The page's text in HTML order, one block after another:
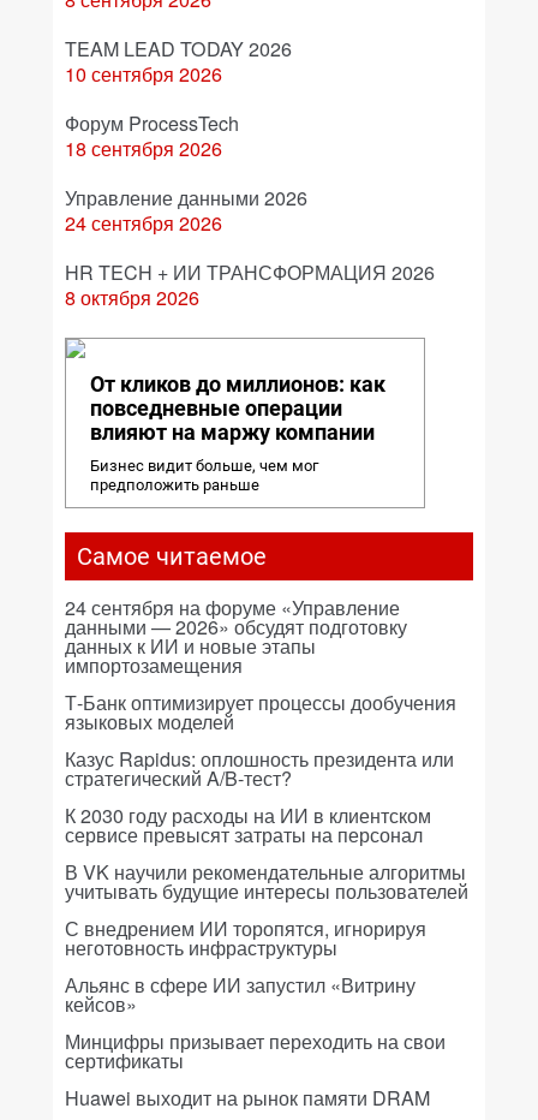
TEAM LEAD TODAY 2026
10 сентября 2026
Форум ProcessTech
18 сентября 2026
Управление данными 2026
24 сентября 2026
HR TECH + ИИ ТРАНСФОРМАЦИЯ 2026
8 октября 2026
От кликов до миллионов: как
повседневные операции
влияют на маржу компании
Бизнес видит больше, чем мог
предположить раньше
Самое читаемое
24 сентября на форуме «Управление
данными — 2026» обсудят подготовку
данных к ИИ и новые этапы
импортозамещения
Т-Банк оптимизирует процессы дообучения
языковых моделей
Казус Rapidus: оплошность президента или
стратегический A/B-тест?
К 2030 году расходы на ИИ в клиентском
сервисе превысят затраты на персонал
В VK научили рекомендательные алгоритмы
учитывать будущие интересы пользователей
С внедрением ИИ торопятся, игнорируя
неготовность инфраструктуры
Альянс в сфере ИИ запустил «Витрину
кейсов»
Минцифры призывает переходить на свои
сертификаты
Huawei выходит на рынок памяти DRAM